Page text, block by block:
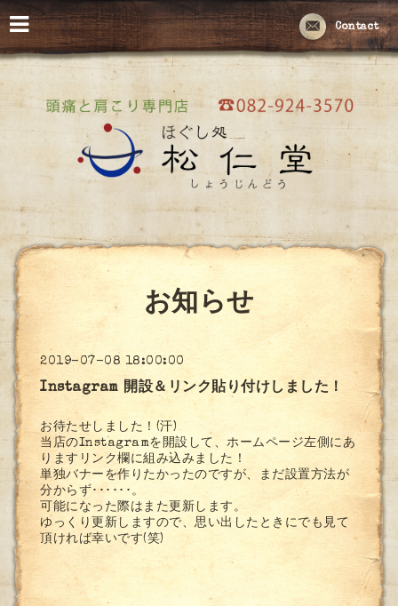
Contact
お知らせ
2019-07-08 18:00:00
Instagram 開設＆リンク貼り付けしました！
お待たせしました！(汗)
当店のInstagramを開設して、ホームページ左側にあ
りますリンク欄に組み込みました！
単独バナーを作りたかったのですが、まだ設置方法が
分からず･･････。
可能になった際はまた更新します。
ゆっくり更新しますので、思い出したときにでも見て
頂ければ幸いです(笑)